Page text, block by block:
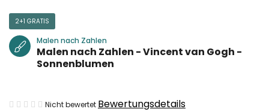
2+1 GRATIS
Malen nach Zahlen
Malen nach Zahlen - Vincent van Gogh -
Sonnenblumen
Die
Nicht bewertet Bewertungsdetails